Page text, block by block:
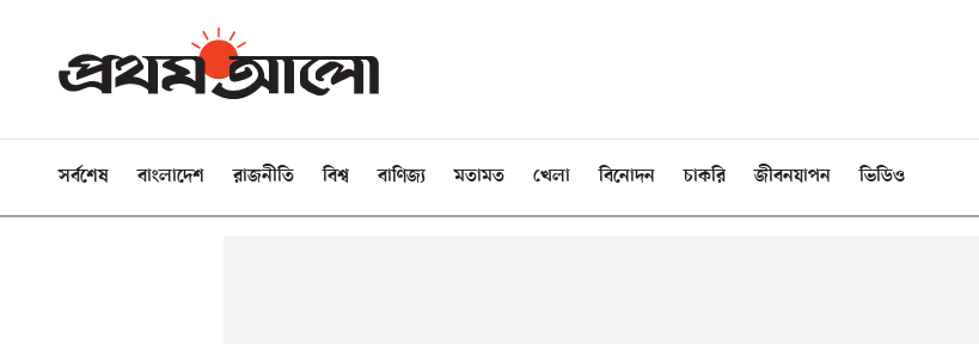
সর্বশেষ বাংলাদেশ রাজনীতি বিশ্ব বাণিজ্য মতামত খেলা বিনোদন চাকরি জীবনযাপন ভিডিও